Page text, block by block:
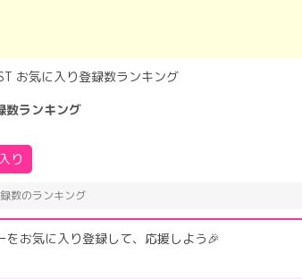
お気に入り登録数ランキング
数ランキング
り
数のランキング
をお気に入り登録して、応援しよう🎉